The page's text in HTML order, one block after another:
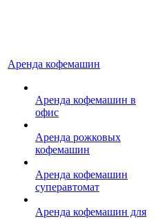
Аренда кофемашин
Аренда кофемашин в
офис
Аренда рожковых
кофемашин
Аренда кофемашин
суперавтомат
Аренда кофемашин для